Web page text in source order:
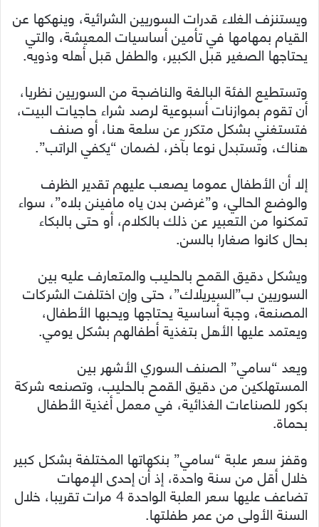
ويستنزف الغلاء قدرات السوريين الشرائية، وينهكها عن
القيام بمهامها في تأمين أساسيات المعيشة، والتي
يحتاجها الصغير قبل الكبير، والطفل قبل أهله وذويه.
وتستطيع الفئة البالغة والناضجة من السوريين نظريا،
أن تقوم بموازنات أسبوعية لرصد شراء حاجيات البيت،
فتستغني بشكل متكرر عن سلعة هنا، أو صنف
هناك، وتستبدل نوعا بآخر، لضمان “يكفي الراتب”.
إلا أن الأطفال عموما يصعب عليهم تقدير الظرف
والوضع الحالي، و”غرضن بدن ياه مافينن بلاه”، سواء
تمكنوا من التعبير عن ذلك بالكلام، أو حتى بالبكاء
بحال كانوا صغارا بالسن.
ويشكل دقيق القمح بالحليب والمتعارف عليه بين
السوريين ب”السيريلاك”، حتى وإن اختلفت الشركات
المصنعة، وجبة أساسية يحتاجها ويحبها الأطفال،
ويعتمد عليها الأهل بتغذية أطفالهم بشكل يومي.
ويعد “سامي” الصنف السوري الأشهر بين
المستهلكين من دقيق القمح بالحليب، وتصنعه شركة
بكور للصناعات الغذائية، في معمل أغذية الأطفال
بحماة.
وقفز سعر علبة “سامي” بنكهاتها المختلفة بشكل كبير
خلال أقل من سنة واحدة، إذ أن إحدى الإمهات
تضاعف عليها سعر العلبة الواحدة 4 مرات تقريبا، خلال
السنة الأولى من عمر طفلتها.